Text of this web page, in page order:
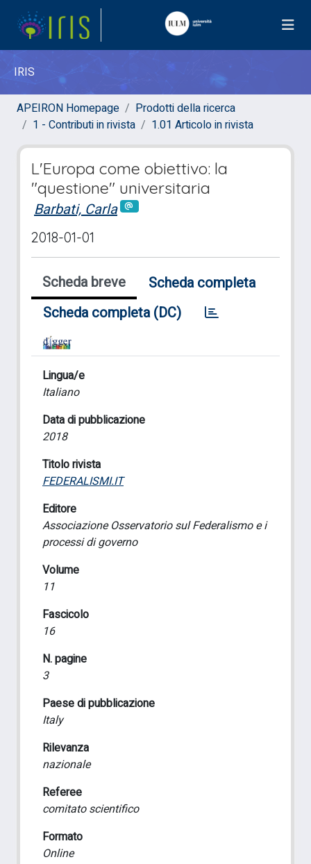
IRIS
APEIRON Homepage
Prodotti della ricerca
1 - Contributi in rivista
1.01 Articolo in rivista
L'Europa come obiettivo: la
"questione" universitaria
Barbati, Carla
2018-01-01
Scheda breve
Scheda completa
Scheda completa (DC)
Lingua/e
Italiano
Data di pubblicazione
2018
Titolo rivista
FEDERALISMI.IT
Editore
Associazione Osservatorio sul Federalismo e i
processi di governo
Volume
11
Fascicolo
16
N. pagine
3
Paese di pubblicazione
Italy
Rilevanza
nazionale
Referee
comitato scientifico
Formato
Online